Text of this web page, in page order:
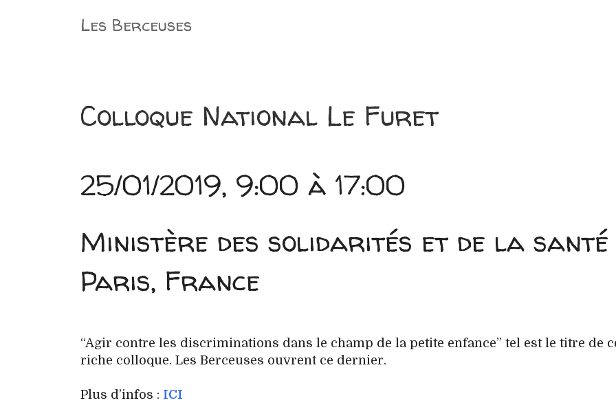
Les Berceuses
Colloque National Le Furet
25/01/2019, 9:00 à 17:00
Ministère des solidarités et de la santé
Paris, France
“Agir contre les discriminations dans le champ de la petite enfance” tel est le titre de
riche colloque. Les Berceuses ouvrent ce dernier.
Plus d’infos : ICI